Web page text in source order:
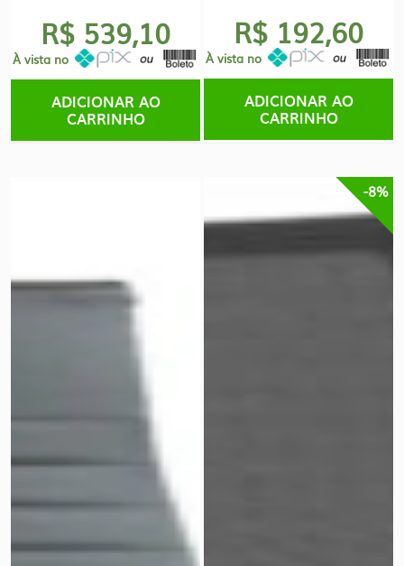
R$635,00.
R$599,00.
R$ 539,10
À vista no
ADICIONAR AO
CARRINHO
R$ 192,60
À vista no
ADICIONAR AO
CARRINHO
-8%